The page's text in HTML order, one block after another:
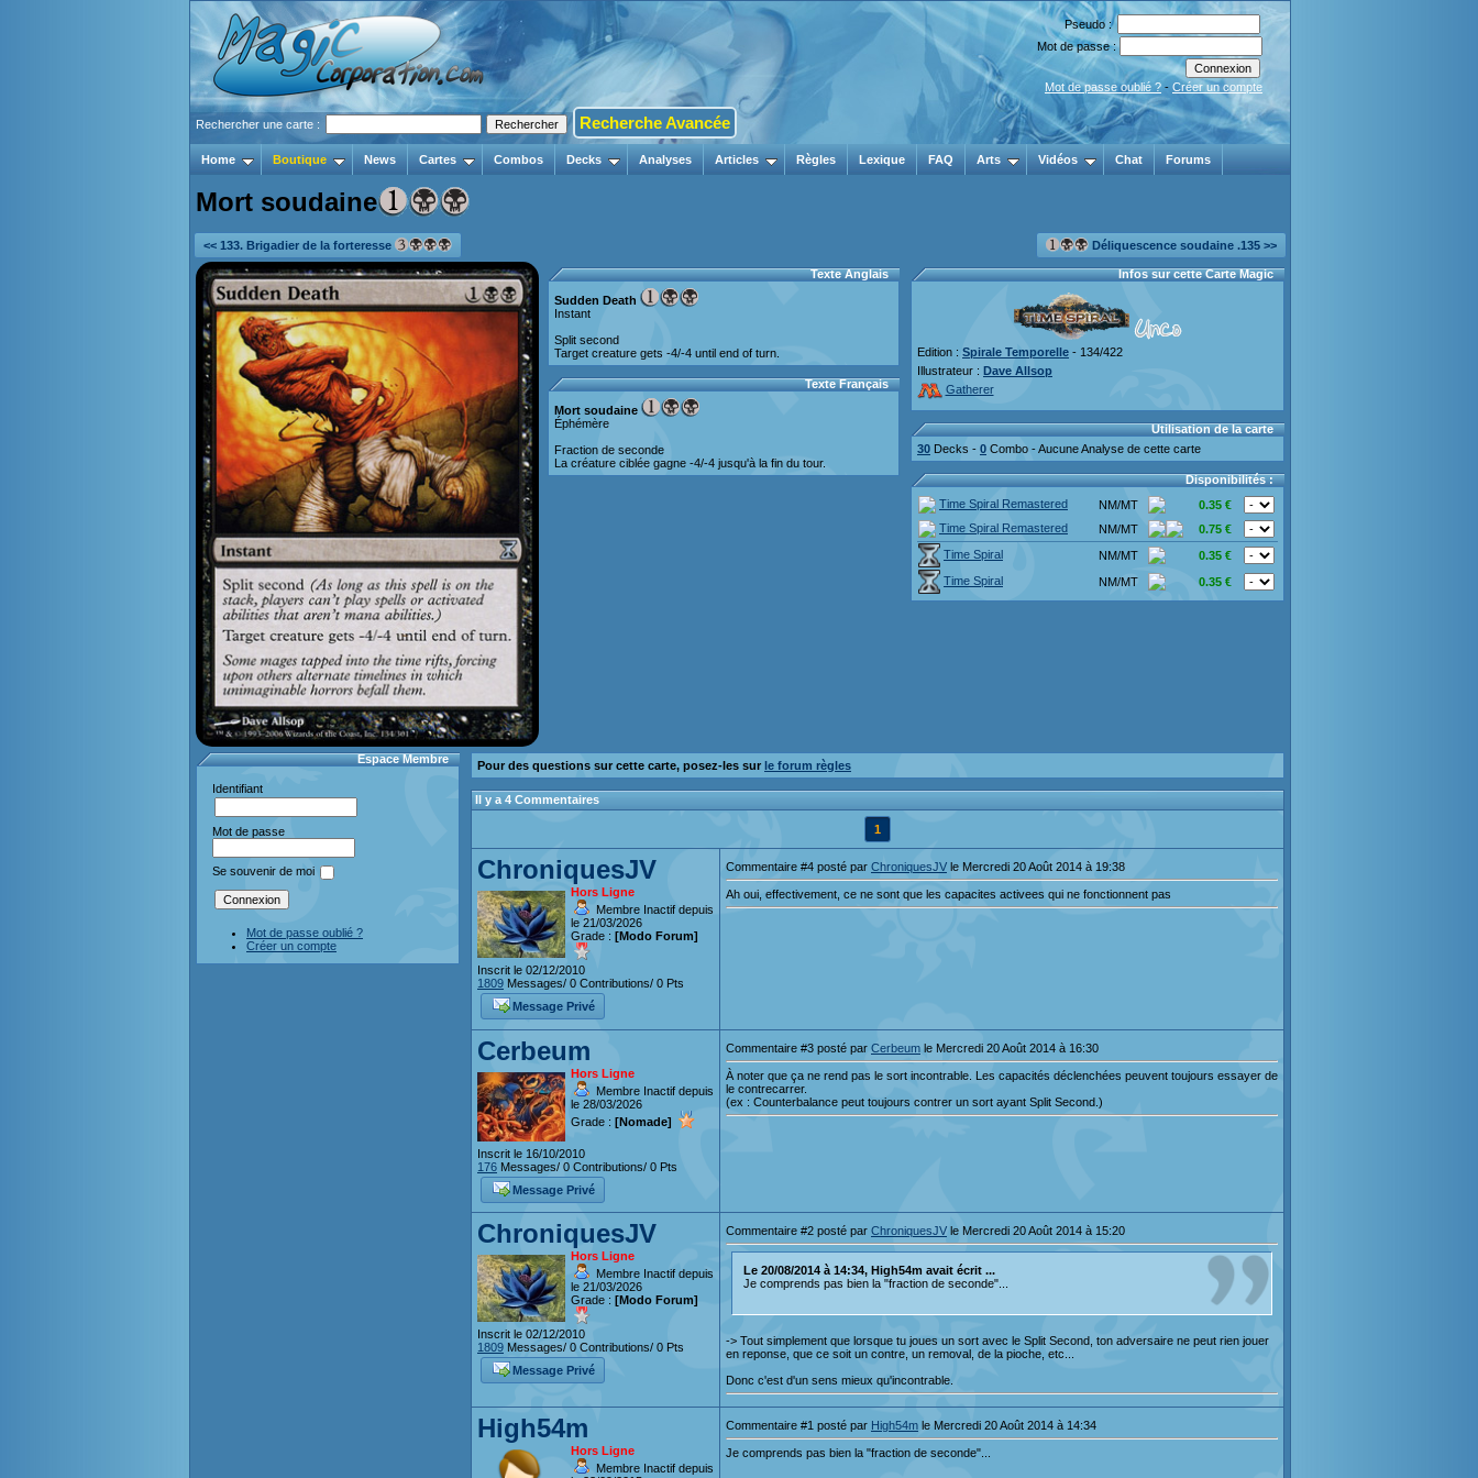
Pseudo :
Mot de passe :
Mot de passe oublié ? - Créer un compte
Rechercher une carte : Recherche Avancée
Home Boutique News Cartes Combos Decks Analyses Articles Règles Lexique FAQ Arts Vidéos Chat Forums
Mort soudaine
<< 133. Brigadier de la forteresse Déliquescence soudaine .135 >>
Texte Anglais
Sudden Death
Instant
Split second
Target creature gets -4/-4 until end of turn.
Texte Français
Mort soudaine
Éphémère
Fraction de seconde
La créature ciblée gagne -4/-4 jusqu'à la fin du tour.
Infos sur cette Carte Magic
Edition : Spirale Temporelle - 134/422
Illustrateur : Dave Allsop
Gatherer
Utilisation de la carte
30 Decks - 0 Combo - Aucune Analyse de cette carte
Disponibilités :
Time Spiral Remastered
NM/MT
0.35 €
Time Spiral Remastered
NM/MT
0.75 €
Time Spiral
NM/MT
0.35 €
Time Spiral
NM/MT 0.35 €
Espace Membre
Identifiant
Mot de passe
Se souvenir de moi
Mot de passe oublié ?
Créer un compte
Pour des questions sur cette carte, posez-les sur le forum règles
Il y a 4 Commentaires
1
ChroniquesJV
Hors Ligne
Membre Inactif depuis
le 21/03/2026
Grade : [Modo Forum]
Inscrit le 02/12/2010
1809 Messages/ 0 Contributions/ 0 Pts
Message Privé
Commentaire #4 posté par ChroniquesJV le Mercredi 20 Août 2014 à 19:38
Ah oui, effectivement, ce ne sont que les capacites activees qui ne fonctionnent pas
Cerbeum
Hors Ligne
Membre Inactif depuis
le 28/03/2026
Grade : [Nomade]
Inscrit le 16/10/2010
176 Messages/ 0 Contributions/ 0 Pts
Message Privé
Commentaire #3 posté par Cerbeum le Mercredi 20 Août 2014 à 16:30
À noter que ça ne rend pas le sort incontrable. Les capacités déclenchées peuvent toujours essayer de
le contrecarrer.
(ex : Counterbalance peut toujours contrer un sort ayant Split Second.)
ChroniquesJV
Hors Ligne
Membre Inactif depuis
le 21/03/2026
Grade : [Modo Forum]
Inscrit le 02/12/2010
1809 Messages/ 0 Contributions/ 0 Pts
Message Privé
Commentaire #2 posté par ChroniquesJV le Mercredi 20 Août 2014 à 15:20
Le 20/08/2014 à 14:34, High54m avait écrit ...
Je comprends pas bien la "fraction de seconde"...
-> Tout simplement que lorsque tu joues un sort avec le Split Second, ton adversaire ne peut rien jouer
en reponse, que ce soit un contre, un removal, de la pioche, etc...
Donc c'est d'un sens mieux qu'incontrable.
High54m
Hors Ligne
Membre Inactif depuis
Commentaire #1 posté par High54m le Mercredi 20 Août 2014 à 14:34
Je comprends pas bien la "fraction de seconde"...